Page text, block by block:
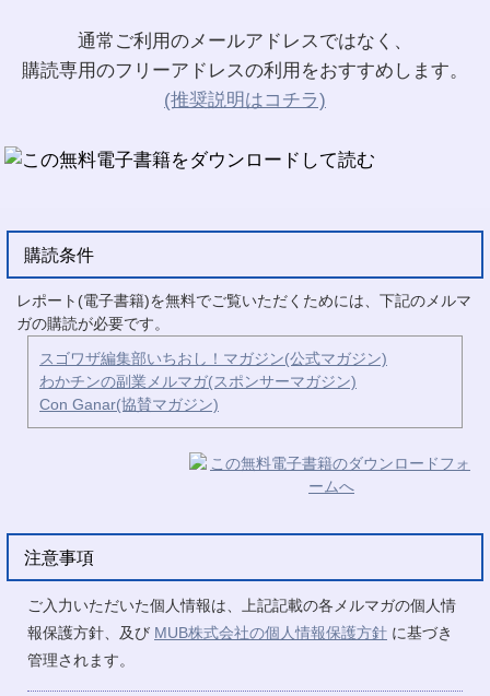
通常ご利用のメールアドレスではなく、
購読専用のフリーアドレスの利用をおすすめします。
(推奨説明はコチラ)
購読条件
レポート(電子書籍)を無料でご覧いただくためには、下記のメルマ
ガの購読が必要です。
スゴワザ編集部いちおし！マガジン(公式マガジン)
わかチンの副業メルマガ(スポンサーマガジン)
Con Ganar(協賛マガジン)
注意事項
ご入力いただいた個人情報は、上記記載の各メルマガの個人情
報保護方針、及び MUB株式会社の個人情報保護方針 に基づき
管理されます。